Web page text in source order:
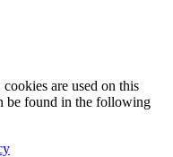
are used on this
be found in the following